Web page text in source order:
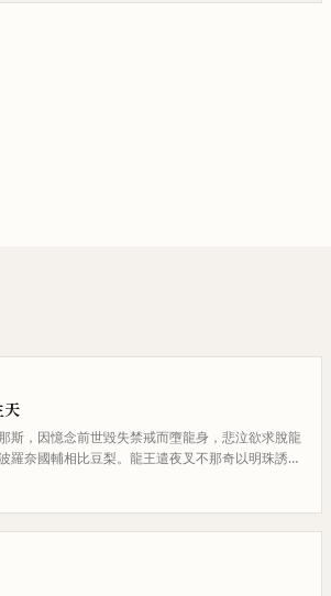
天
斯，因憶念前世毀失禁戒而墮龍身，悲泣欲求脫龍
羅奈國輔相比豆梨。龍王遣夜叉不那奇以明珠誘國
。夜叉…